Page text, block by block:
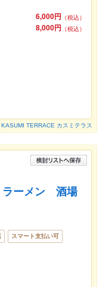
6,000円
（税込）
8,000円
（税込）
KASUMI TERRACE カスミテラス
ラーメン 酒場
スマート支払い可